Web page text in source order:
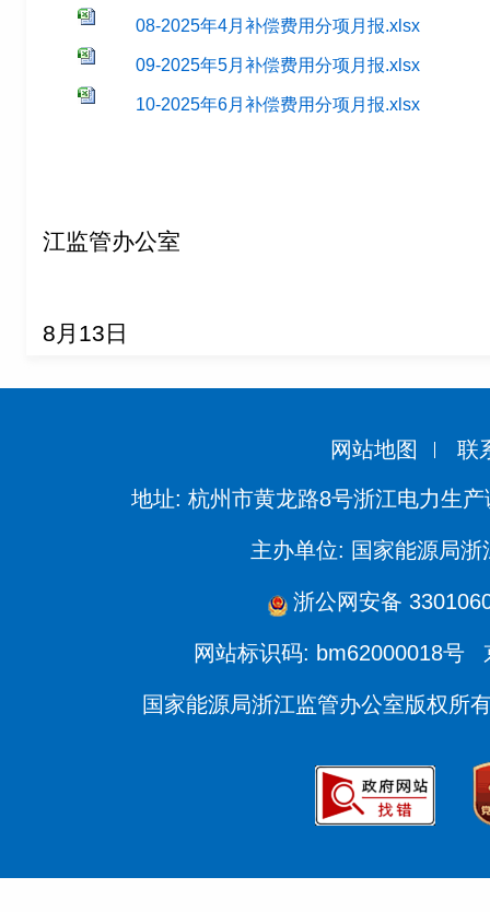
08-2025年4月补偿费用分项月报.xlsx
09-2025年5月补偿费用分项月报.xlsx
10-2025年6月补偿费用分项月报.xlsx
江监管办公室
8月13日
网站地图 联
地址: 杭州市黄龙路8号浙江电力生
主办单位: 国家能源局浙
浙公网安备
网站标识码: bm62000018号
国家能源局浙江监管办公室版权所